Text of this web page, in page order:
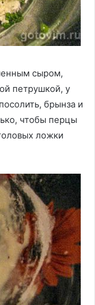
сыром,
петрушкой, у
брынза и
чтобы перцы
ложки